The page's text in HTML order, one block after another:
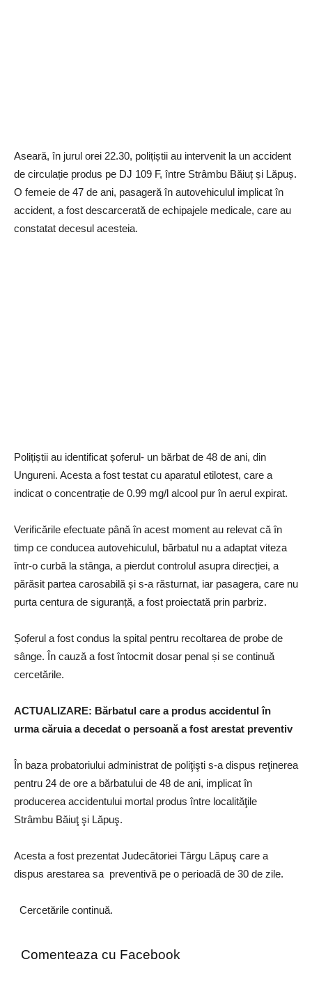
Aseară, în jurul orei 22.30, polițiștii au intervenit la un accident
de circulație produs pe DJ 109 F, între Strâmbu Băiuț și Lăpuș.
O femeie de 47 de ani, pasageră în autovehiculul implicat în
accident, a fost descarcerată de echipajele medicale, care au
constatat decesul acesteia.
Polițiștii au identificat șoferul- un bărbat de 48 de ani, din
Ungureni. Acesta a fost testat cu aparatul etilotest, care a
indicat o concentrație de 0.99 mg/l alcool pur în aerul expirat.
Verificările efectuate până în acest moment au relevat că în
timp ce conducea autovehiculul, bărbatul nu a adaptat viteza
într-o curbă la stânga, a pierdut controlul asupra direcției, a
părăsit partea carosabilă și s-a răsturnat, iar pasagera, care nu
purta centura de siguranță, a fost proiectată prin parbriz.
Șoferul a fost condus la spital pentru recoltarea de probe de
sânge. În cauză a fost întocmit dosar penal și se continuă
cercetările.
ACTUALIZARE: Bărbatul care a produs accidentul în
urma căruia a decedat o persoană a fost arestat preventiv
În baza probatoriului administrat de poliţişti s-a dispus reţinerea
pentru 24 de ore a bărbatului de 48 de ani, implicat în
producerea accidentului mortal produs între localităţile
Strâmbu Băiuţ şi Lăpuş.
Acesta a fost prezentat Judecătoriei Târgu Lăpuş care a
dispus arestarea sa preventivă pe o perioadă de 30 de zile.
Cercetările continuă.
Comenteaza cu Facebook